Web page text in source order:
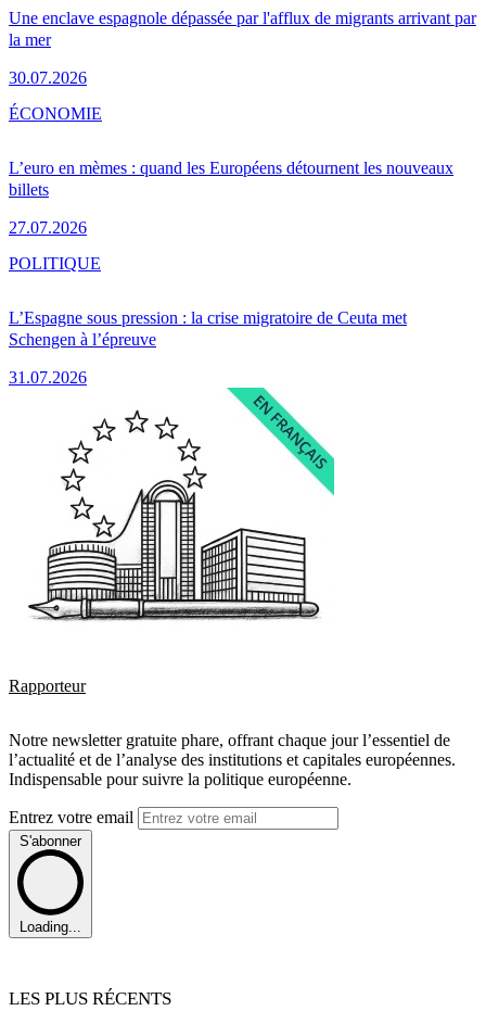
Une enclave espagnole dépassée par l'afflux de migrants arrivant par
la mer
30.07.2026
L’euro en mèmes : quand les Européens détournent les nouveaux
billets
27.07.2026
ÉCONOMIE
L’Espagne sous pression : la crise migratoire de Ceuta met
Schengen à l’épreuve
31.07.2026
POLITIQUE
Rapporteur
Notre newsletter gratuite phare, offrant chaque jour l’essentiel de
l’actualité et de l’analyse des institutions et capitales européennes.
Indispensable pour suivre la politique européenne.
Entrez votre email
S'abonner
Loading...
LES PLUS RÉCENTS